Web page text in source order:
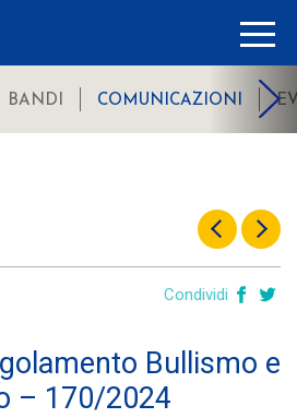
BANDI COMUNICAZIONI
Condividi
Bullismo e
– 170/2024